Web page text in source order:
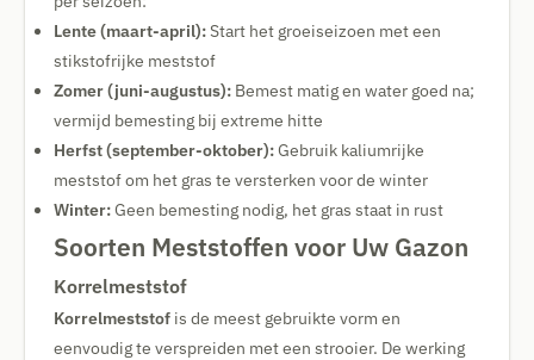
Lente (maart-april):Start het groeiseizoen met een
stikstofrijke meststof
Zomer (juni-augustus): Bemest matig en water goed na;
vermijd bemesting bij extreme hitte
Herfst (september-oktober):Gebruik kaliumrijke
meststof om het gras te versterken voor de winter
Winter:Geen bemesting nodig, het gras staat in rust
Soorten Meststoffen voor Uw Gazon
Korrelmeststof
Korrelmeststof is de meest gebruikte vorm en
eenvoudig te verspreiden met een strooier. De werking